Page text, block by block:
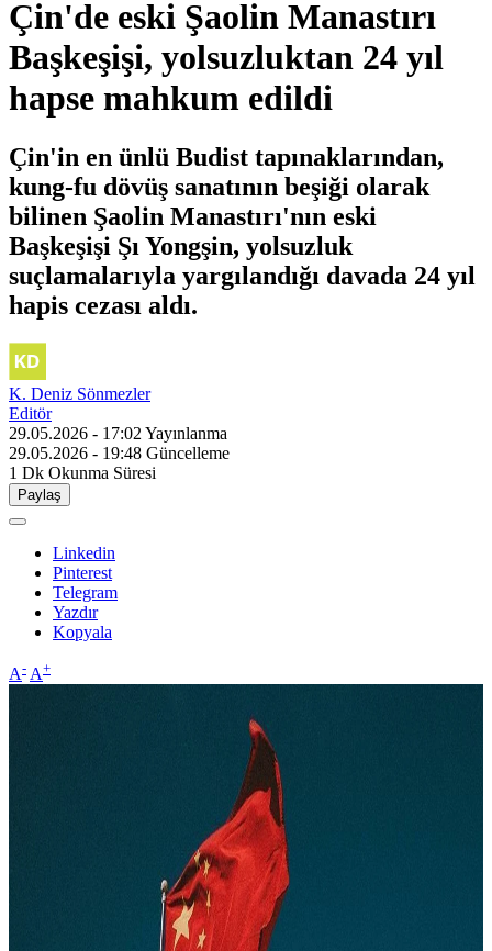
Çin'de eski Şaolin Manastırı
Başkeşişi, yolsuzluktan 24 yıl
hapse mahkum edildi
Çin'in en ünlü Budist tapınaklarından,
kung-fu dövüş sanatının beşiği olarak
bilinen Şaolin Manastırı'nın eski
Başkeşişi Şı Yongşin, yolsuzluk
suçlamalarıyla yargılandığı davada 24 yıl
hapis cezası aldı.
K. Deniz Sönmezler
Editör
29.05.2026 - 17:02 Yayınlanma
29.05.2026 - 19:48 Güncelleme
1 Dk Okunma Süresi
Paylaş
Linkedin
Pinterest
Telegram
Yazdır
Kopyala
A- A+